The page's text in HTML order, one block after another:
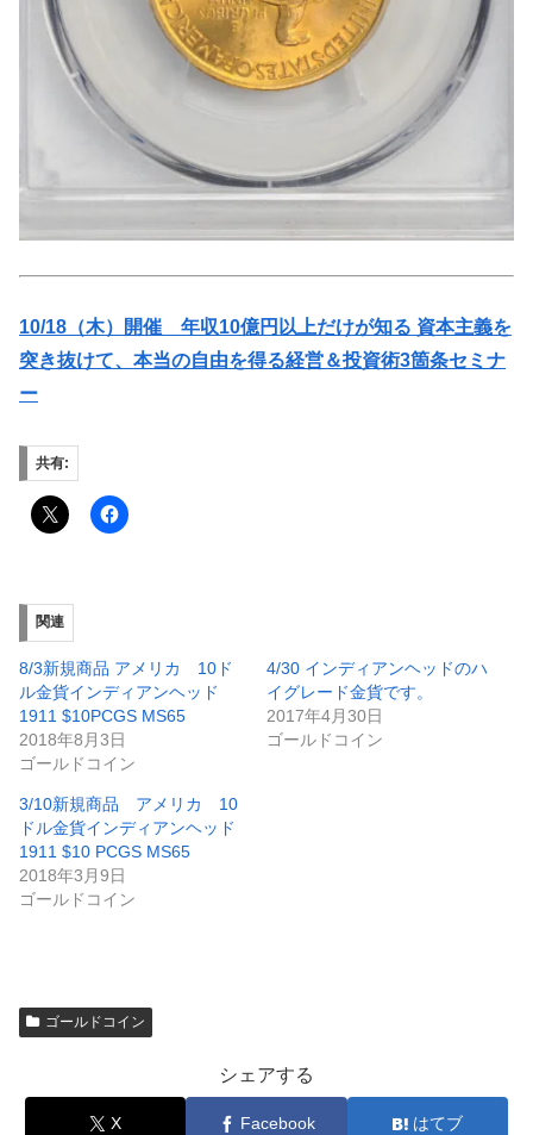
10/18（木）開催 年収10億円以上だけが知る 資本主義を
突き抜けて、本当の自由を得る経営＆投資術3箇条セミナ
ー
共有:
関連
8/3新規商品 アメリカ 10ド
ル金貨インディアンヘッド
1911 $10PCGS MS65
2018年8月3日
ゴールドコイン
4/30 インディアンヘッドのハ
イグレード金貨です。
2017年4月30日
ゴールドコイン
3/10新規商品 アメリカ 10
ドル金貨インディアンヘッド
1911 $10 PCGS MS65
2018年3月9日
ゴールドコイン
ゴールドコイン
シェアする
X Facebook はてブ